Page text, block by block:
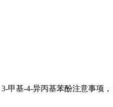
甲基-4-异丙基苯酚注意事项